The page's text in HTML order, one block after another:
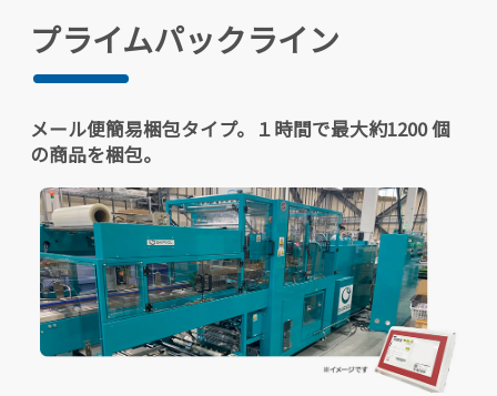
プライムパックライン
メール便簡易梱包タイプ。１時間で最大約1200 個
の商品を梱包。